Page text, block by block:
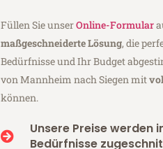
Füllen Sie unserOnline-Formular
maßgeschneiderte Lösung, die
Bedürfnisse und Ihr Budget
von Mannheim nach Siegen mit
können.
Unsere Preise werden
Bedürfnisse